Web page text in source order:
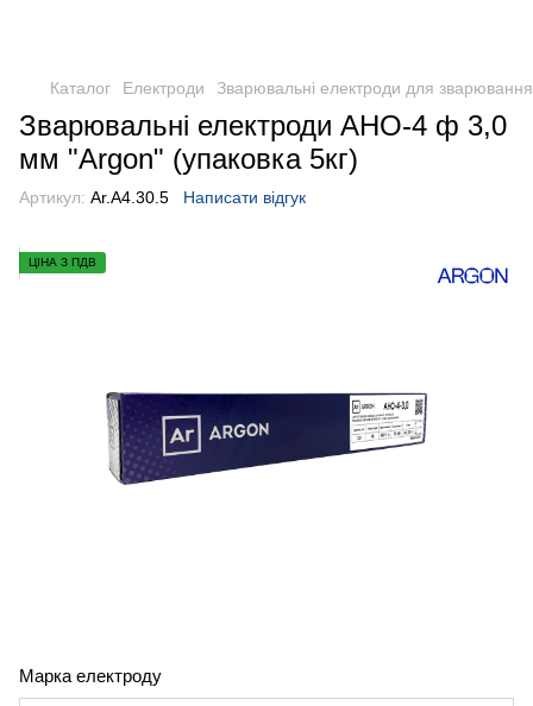
Каталог Електроди Зварювальні електроди для зварювання
Зварювальні електроди АНО-4 ф 3,0
мм "Argon" (упаковка 5кг)
Артикул: Ar.A4.30.5 Написати відгук
ЦІНА З ПДВ
Марка електроду